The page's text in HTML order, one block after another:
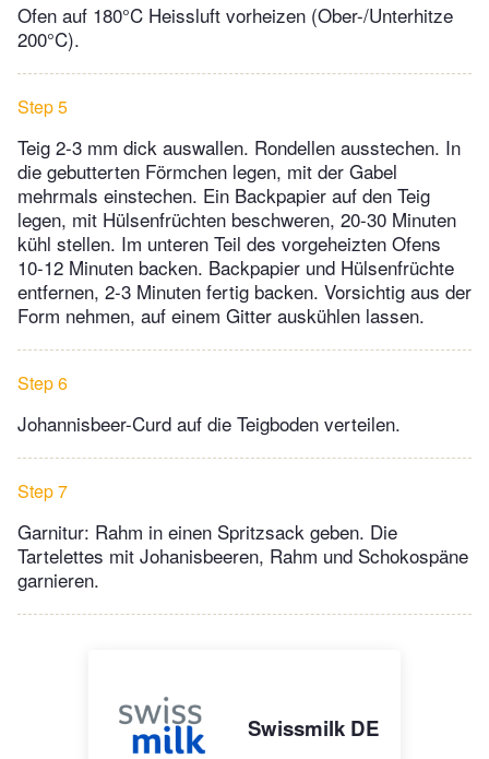
Ofen auf 180°C Heissluft vorheizen (Ober-/Unterhitze
200°C).
Step 5
Teig 2-3 mm dick auswallen. Rondellen ausstechen. In
die gebutterten Förmchen legen, mit der Gabel
mehrmals einstechen. Ein Backpapier auf den Teig
legen, mit Hülsenfrüchten beschweren, 20-30 Minuten
kühl stellen. Im unteren Teil des vorgeheizten Ofens
10-12 Minuten backen. Backpapier und Hülsenfrüchte
entfernen, 2-3 Minuten fertig backen. Vorsichtig aus der
Form nehmen, auf einem Gitter auskühlen lassen.
Step 6
Johannisbeer-Curd auf die Teigboden verteilen.
Step 7
Garnitur: Rahm in einen Spritzsack geben. Die
Tartelettes mit Johanisbeeren, Rahm und Schokospäne
garnieren.
Swissmilk DE